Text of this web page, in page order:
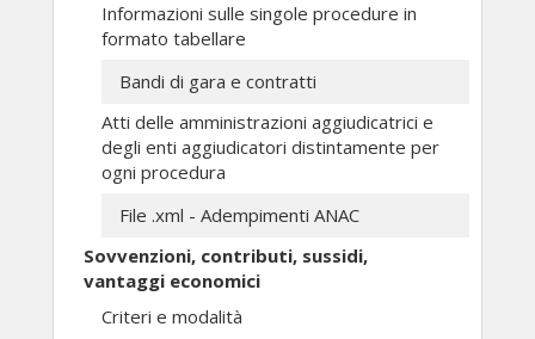
Informazioni sulle singole procedure in
formato tabellare
Bandi di gara e contratti
Atti delle amministrazioni aggiudicatrici e
degli enti aggiudicatori distintamente per
ogni procedura
File .xml - Adempimenti ANAC
Sovvenzioni, contributi, sussidi,
vantaggi economici
Criteri e modalità